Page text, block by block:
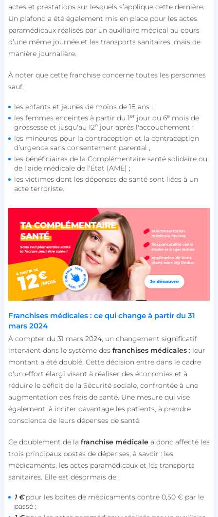
actes et prestations sur lesquels s’applique cette dernière.
Un plafond a été également mis en place pour les actes
paramédicaux réalisés par un auxiliaire médical au cours
d’une même journée et les transports sanitaires, mais de
manière journalière.
À noter que cette franchise concerne toutes les personnes
sauf :
les enfants et jeunes de moins de 18 ans ;
les femmes enceintes à partir du 1erjour du 6emois de
grossesse et jusqu'au 12ejour après l'accouchement ;
les mineures pour la contraception et la contraception
d’urgence sans consentement parental ;
les bénéficiaires de la Complémentaire santé solidaireou
de l'aide médicale de l'État (AME) ;
les victimes dont les dépenses de santé sont liées à un
acte terroriste.
Franchises médicales : ce qui change à partir du 31
mars 2024
À compter du 31 mars 2024, un changement significatif
intervient dans le système des franchises médicales: leur
montant a été doublé. Cette décision entre dans le cadre
d'un effort élargi visant à réaliser des économies et à
réduire le déficit de la Sécurité sociale, confrontée à une
augmentation des frais de santé. Une mesure qui vise
également, à inciter davantage les patients, à prendre
conscience de leurs dépenses de santé.
Ce doublement de la franchise médicalea donc affecté les
trois principaux postes de dépenses, à savoir : les
médicaments, les actes paramédicaux et les transports
sanitaires. Elle est désormais de :
1 €pour les boîtes de médicaments contre 0,50 € par le
passé ;